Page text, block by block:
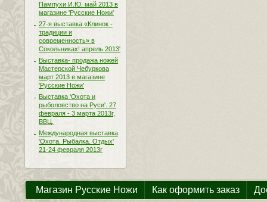
Пампухи И.Ю. май 2013 в
магазине 'Русские Ножи'
27-я выставка «Клинок -
традиции и
современность» в
Сокольниках! апрель 2013'
Выставка- продажа ножей
Мастерской Чебуркова
март 2013 в магазине
'Русские Ножи'
Выставка 'Охота и
рыболовство на Руси'. 27
февраля - 3 марта 2013г,
ВВЦ.
Международная выставка
'Охота. Рыбалка. Отдых'
21-24 февраля 2013г
Магазин Русские Ножи Как оформить заказ